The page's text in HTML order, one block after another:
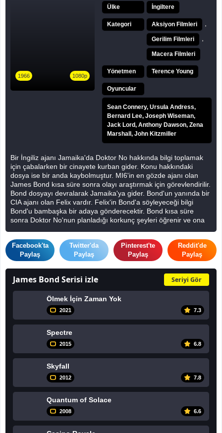
1966 1080p
Ülke İngiltere
Kategori Aksiyon Filmleri
Gerilim Filmleri
Macera Filmleri
Yönetmen Terence Young
Oyuncular
Sean Connery, Ursula Andress,
Bernard Lee, Joseph Wiseman,
Jack Lord, Anthony Dawson, Zena
Marshall, John Kitzmiller
Bir İngiliz ajanı Jamaika'da Doktor No hakkında bilgi toplamak
için çabalarken bir cinayete kurban gider. Konu hakkındaki
dosya ise bir anda kaybolmuştur. MI6'in en gözde ajanı olan
James Bond kısa süre sonra olayı araştırmak için görevlendirilir.
Bond dosyayı devralarak Jamaika'ya gider. Bond'un yanında bir
CIA ajanı olan Felix vardır. Felix'in Bond'a söyleyeceği bilgi
Bond'u bambaşka bir adaya gönderecektir. Bond kısa süre
sonra Doktor No'nun planladığı korkunç şeyleri öğrenir ve ona
Filmizlex iyi seyirler diler..
Facebook'ta
Paylaş
Twitter'da
Paylaş
Pinterest'te
Paylaş
Reddit'de
Paylaş
James Bond Serisi izle Seriyi Gör
Ölmek İçin Zaman Yok
2021 7.3
Spectre
2015 6.8
Skyfall
2012 7.8
Quantum of Solace
2008 6.6